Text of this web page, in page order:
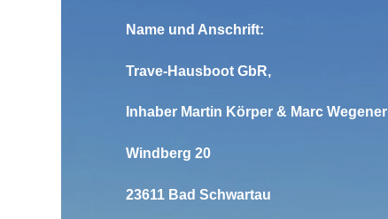
Name und Anschrift:
Trave-Hausboot GbR,
Inhaber Martin Körper & Marc Wegener
Windberg 20
23611 Bad Schwartau